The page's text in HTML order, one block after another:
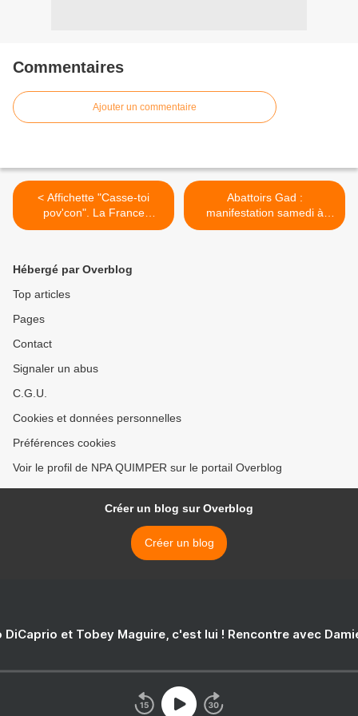
Commentaires
Ajouter un commentaire
< Affichette "Casse-toi
pov'con". La France
condamnée pour avoir
Abattoirs Gad :
manifestation samedi à
Landivisiau (OF) >
Hébergé par Overblog
Top articles
Pages
Contact
Signaler un abus
C.G.U.
Cookies et données personnelles
Préférences cookies
Voir le profil de NPA QUIMPER sur le portail Overblog
Créer un blog sur Overblog
Créer un blog
DiCaprio et Tobey Maguire, c'est lui ! Rencontre avec